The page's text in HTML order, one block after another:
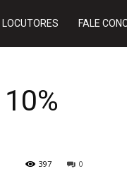
LOCUTORES FALE
0
397